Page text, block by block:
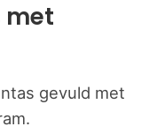
met
gevuld met